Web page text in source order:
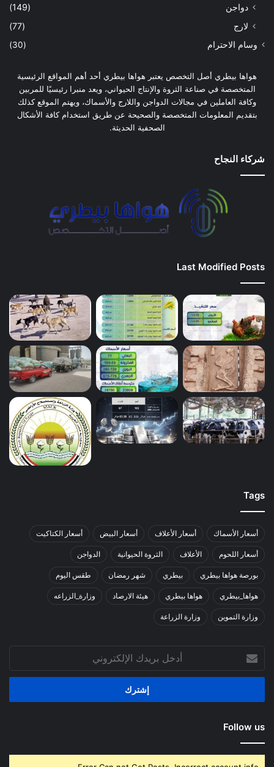
دواجن
(149)
لارج
(77)
وسام الاحترام (30)
هواها بيطري أصل التخصص يعتبر هواها بيطري أحد أهم المواقع الرئيسية
المتخصصة في صناعة الثروة والإنتاج الحيواني، ويعد منبرا رئيسيًا للمربين
وكافة العاملين في مجالات الدواجن واللارج والأسماك، ويهتم الموقع كذلك
بتقديم المعلومات المتخصصة والصحيحة عن طريق استخدام كافة الأشكال
الصحفية الحديثة.
شركاء النجاح
Last Modified Posts
Tags
أسعار الأسماك أسعار الأعلاف أسعار البيض أسعار الكتاكيت
أسعار اللحوم الأعلاف الثروة الحيوانية الدواجن
بورصة هواها بيطري بيطري شهر رمضان طقس اليوم
هواها_بيطري هواها بيطري هيئة الارصاد وزارة_الزراعه
وزارة التموين وزارة الزراعة
بريدك
الإلكتروني
Follow us